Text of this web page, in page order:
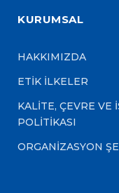
KURUMSAL
HAKKIMIZDA
ETİK İLKELER
KALİTE, ÇEVRE VE
POLİTİKASI
ORGANİZASYON